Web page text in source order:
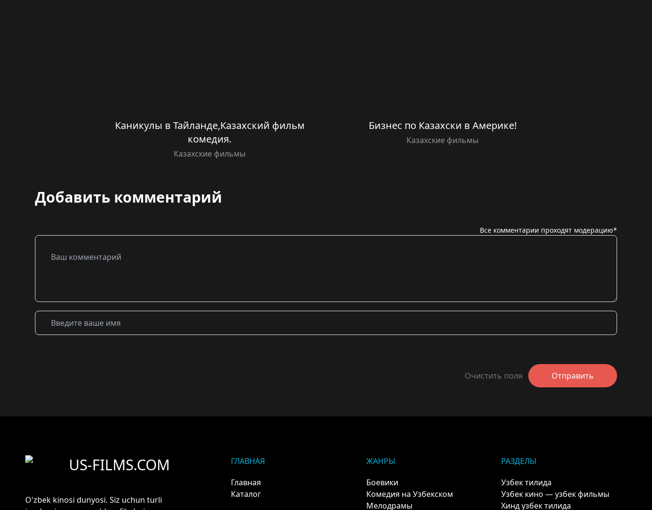
Каникулы в Тайланде,Казахский фильм
комедия.
Казахские фильмы
Бизнес по Казахски в Америке!
Казахские фильмы
Добавить комментарий
Все комментарии проходят модерацию*
Очистить поля Отправить
US-FILMS.COM
O'zbek kinosi dunyosi. Siz uchun turli
ГЛАВНАЯ
Главная
Каталог
ЖАНРЫ
Боевики
Комедия на Узбекском
Мелодрамы
РАЗДЕЛЫ
Узбек тилида
Узбек кино — узбек фильмы
Хинд узбек тилида